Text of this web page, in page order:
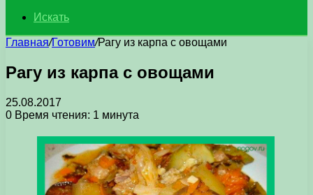
Искать
Главная/Готовим/Рагу из карпа с овощами
Рагу из карпа с овощами
25.08.2017
0 Время чтения: 1 минута